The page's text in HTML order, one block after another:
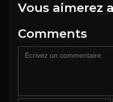
Vous aimerez
Comments